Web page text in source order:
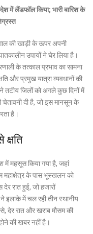
में लैंडफॉल किया; भारी बारिश के
की खाड़ी के ऊपर अपनी
उपायों ने घेर लिया है।
के तत्काल प्रभाव का सामना
और प्रमुख यात्रा व्यवधानों की
ने तटीय जिलों को अगले कुछ दिनों में
दी है, जो इस मानसून के
है।
में महसूस किया गया है, जहां
महाक्षेत्र के पास भूस्खलन को
देर रात हुई, जो हजारों
ने इलाके में चल रही तीन स्थानीय
देर रात और खराब मौसम की
की खबर नहीं है।